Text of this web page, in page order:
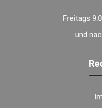
Freitags
und